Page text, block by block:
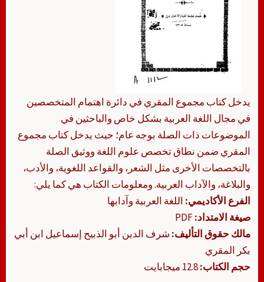
يدخل كتاب مجموع المقري في دائرة اهتمام المتخصصين
في مجال اللغة العربية بشكل خاص والباحثين في
الموضوعات ذات الصلة بوجه عام؛ حيث يدخل كتاب مجموع
المقري ضمن نطاق تخصص علوم اللغة ووثيق الصلة
بالتخصصات الأخرى مثل الشعر، والقواعد اللغوية، والأدب،
والبلاغة، والآداب العربية. ومعلومات الكتاب هي كما يلي:
الفرع الأكاديمي: اللغة العربية وآدابها
صيغة الامتداد:
مالك حقوق التأليف: شرف الدين أبو الذبيح إسماعيل ابن أبي
بكر المقري
حجم الكتاب: